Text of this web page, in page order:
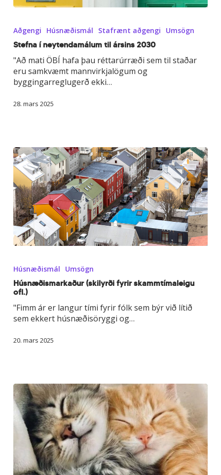
neytendamálum
til
ársins
2030
Aðgengi Húsnæðismál Stafrænt aðgengi Umsögn
Stefna í neytendamálum til ársins 2030
"Að mati ÖBÍ hafa þau réttarúrræði sem til staðar
eru samkvæmt mannvirkjalögum og
byggingarreglugerð ekki…
28. mars 2025
fyrir
skammtímaleigu
ofl.)
Húsnæðismál Umsögn
Húsnæðismarkaður (skilyrði fyrir skammtímaleigu
ofl.)
"Fimm ár er langur tími fyrir fólk sem býr við lítið
sem ekkert húsnæðisöryggi og…
20. mars 2025